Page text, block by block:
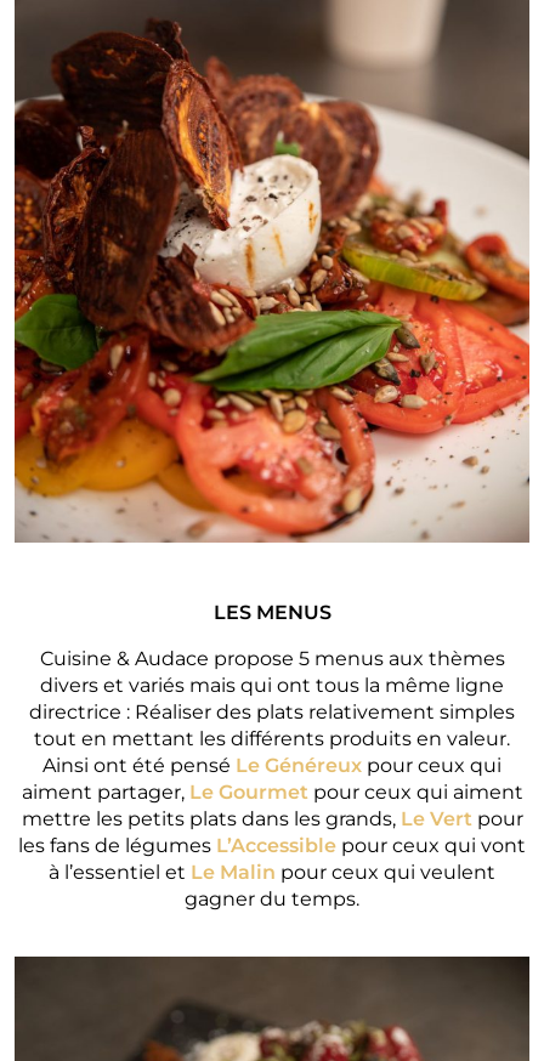
LES MENUS
Cuisine & Audace propose 5 menus aux thèmes
divers et variés mais qui ont tous la même ligne
directrice : Réaliser des plats relativement simples
tout en mettant les différents produits en valeur.
Ainsi ont été pensé Le Généreux pour ceux qui
aiment partager, Le Gourmet pour ceux qui aiment
mettre les petits plats dans les grands, Le Vert pour
les fans de légumes L’Accessible pour ceux qui vont
à l’essentiel et Le Malin pour ceux qui veulent
gagner du temps.